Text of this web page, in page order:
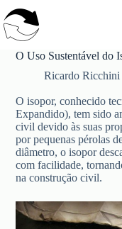
para
o
conteúdo
O Uso Sustentável do
Ricardo Ricchini
O isopor, conhecido
Expandido), tem sido
civil devido às suas
por pequenas pérolas
diâmetro, o isopor
com facilidade,
na construção civil.